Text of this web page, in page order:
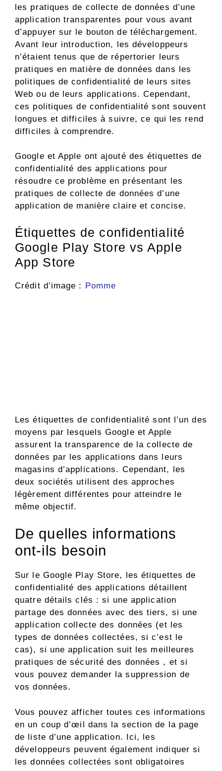
les pratiques de collecte de données d’une
application transparentes pour vous avant
d’appuyer sur le bouton de téléchargement.
Avant leur introduction, les développeurs
n’étaient tenus que de répertorier leurs
pratiques en matière de données dans les
politiques de confidentialité de leurs sites
Web ou de leurs applications. Cependant,
ces politiques de confidentialité sont souvent
longues et difficiles à suivre, ce qui les rend
difficiles à comprendre.
Google et Apple ont ajouté des étiquettes de
confidentialité des applications pour
résoudre ce problème en présentant les
pratiques de collecte de données d’une
application de manière claire et concise.
Étiquettes de confidentialité
Google Play Store vs Apple
App Store
Crédit d’image : Pomme
Les étiquettes de confidentialité sont l’un des
moyens par lesquels Google et Apple
assurent la transparence de la collecte de
données par les applications dans leurs
magasins d’applications. Cependant, les
deux sociétés utilisent des approches
légèrement différentes pour atteindre le
même objectif.
De quelles informations
ont-ils besoin
Sur le Google Play Store, les étiquettes de
confidentialité des applications détaillent
quatre détails clés : si une application
partage des données avec des tiers, si une
application collecte des données (et les
types de données collectées, si c’est le
cas), si une application suit les meilleures
pratiques de sécurité des données , et si
vous pouvez demander la suppression de
vos données.
Vous pouvez afficher toutes ces informations
en un coup d’œil dans la section de la page
de liste d’une application. Ici, les
développeurs peuvent également indiquer si
les données collectées sont obligatoires